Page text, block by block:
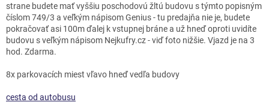
strane budete mať vyššiu poschodovú žltú budovu s týmto popisným
číslom 749/3 a veľkým nápisom Genius - tu predajňa nie je, budete
pokračovať asi 100m ďalej k vstupnej bráne a už hneď oproti uvidíte
budovu s veľkým nápisom Nejkufry.cz - viď foto nižšie. Vjazd je na 3
hod. Zdarma.
8x parkovacích miest vľavo hneď vedľa budovy
cesta od autobusu